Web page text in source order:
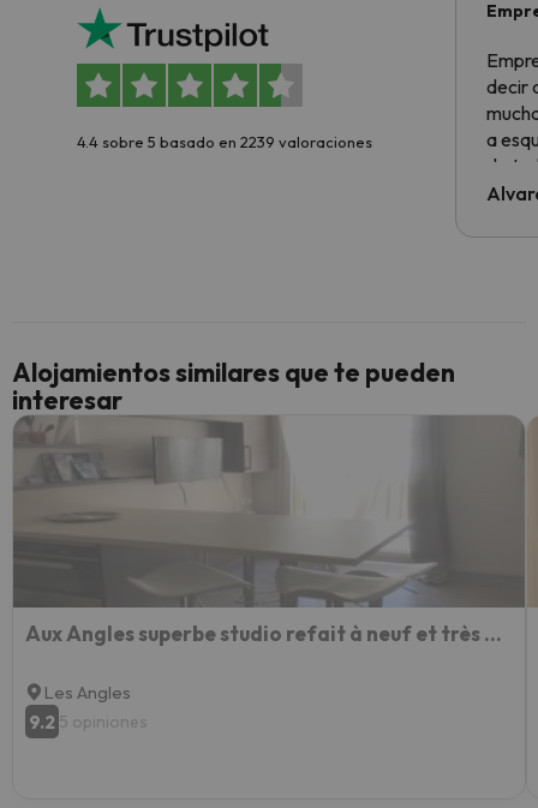
4.4 sobre 5 basado en 2239 valoraciones
decir
a
de
al
culpa
Alojamientos similares que te pueden
interesar
Aux Angles superbe studio refait à neuf et très bien équipé
Les Angles
9.2 5 opiniones